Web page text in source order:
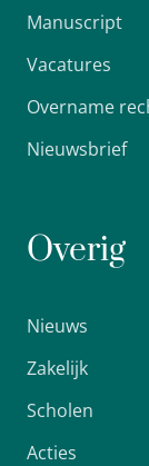
Manuscript
Vacatures
Overname
Nieuwsbrief
Overig
Nieuws
Zakelijk
Scholen
Acties